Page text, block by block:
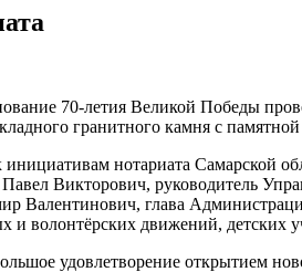
70-летия Великой Победы
гранитного камня с
нотариата Самарской
Викторович, руководитель
Валентинович, глава
и волонтёрских движений, детских
удовлетворение открытием